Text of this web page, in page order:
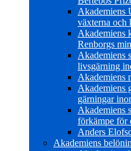
Akademiens
växterna och
Akademiens
Renborgs
Akademiens
livsgärning
Akademiens
Akademiens
gärningar
Akademiens
förkämpe för
Anders
Akademiens